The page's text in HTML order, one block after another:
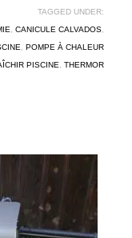
TAGGED UNDER:
CANICULE CALVADOS
POMPE À CHALEUR
PISCINE THERMOR